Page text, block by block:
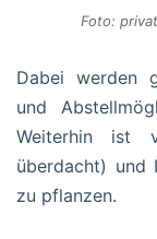
Foto: privat
Dabei werden
und
Weiterhin ist
überdacht) und
zu pflanzen.